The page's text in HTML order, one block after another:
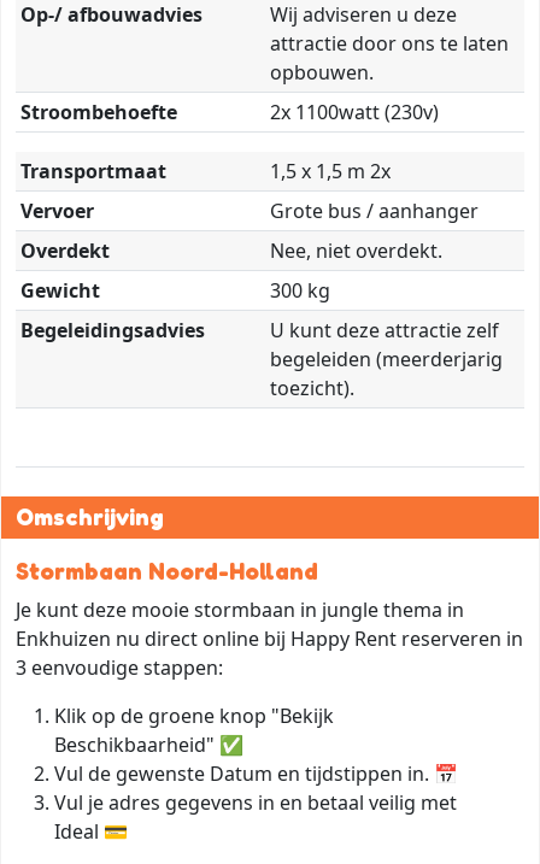
Op-/ afbouwadvies
Wij adviseren u deze
attractie door ons te laten
opbouwen.
Stroombehoefte
2x 1100watt (230v)
Transportmaat
1,5 x 1,5 m 2x
Vervoer
Grote bus / aanhanger
Overdekt
Nee, niet overdekt.
Gewicht
300 kg
Begeleidingsadvies
U kunt deze attractie zelf
begeleiden (meerderjarig
toezicht).
Omschrijving
Stormbaan Noord-Holland
Je kunt deze mooie stormbaan in jungle thema in
Enkhuizen nu direct online bij Happy Rent reserveren in
3 eenvoudige stappen:
Klik op de groene knop "Bekijk
Beschikbaarheid" ✅
Vul de gewenste Datum en tijdstippen in. 📅
Vul je adres gegevens in en betaal veilig met
Ideal 💳